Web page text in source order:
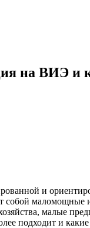
на ВИЭ и
и
собой
малые
подходит и